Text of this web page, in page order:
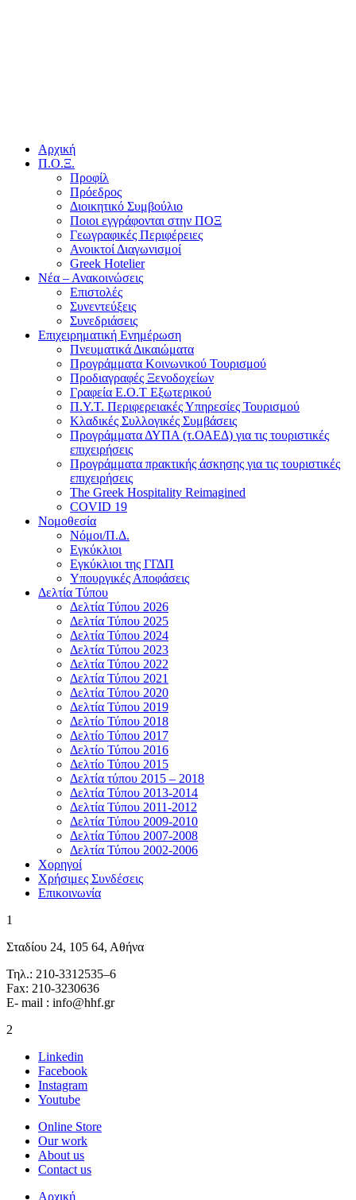
Αρχική
Π.Ο.Ξ.
Προφίλ
Πρόεδρος
Διοικητικό Συμβούλιο
Ποιοι εγγράφονται στην ΠΟΞ
Γεωγραφικές Περιφέρειες
Ανοικτοί Διαγωνισμoί
Greek Hotelier
Νέα – Ανακοινώσεις
Επιστολές
Συνεντεύξεις
Συνεδριάσεις
Επιχειρηματική Ενημέρωση
Πνευματικά Δικαιώματα
Προγράμματα Κοινωνικού Τουρισμού
Προδιαγραφές Ξενοδοχείων
Γραφεία Ε.Ο.Τ Εξωτερικού
Π.Υ.Τ. Περιφερειακές Υπηρεσίες Τουρισμού
Κλαδικές Συλλογικές Συμβάσεις
Προγράμματα ΔΥΠΑ (τ.ΟΑΕΔ) για τις τουριστικές
επιχειρήσεις
Προγράμματα πρακτικής άσκησης για τις τουριστικές
επιχειρήσεις
The Greek Hospitality Reimagined
COVID 19
Νομοθεσία
Νόμοι/Π.Δ.
Εγκύκλιοι
Εγκύκλιοι της ΓΓΔΠ
Υπουργικές Αποφάσεις
Δελτία Τύπου
Δελτία Τύπου 2026
Δελτία Τύπου 2025
Δελτία Τύπου 2024
Δελτία Τύπου 2023
Δελτία Τύπου 2022
Δελτία Τύπου 2021
Δελτία Τύπου 2020
Δελτία Τύπου 2019
Δελτίο Τύπου 2018
Δελτίο Τύπου 2017
Δελτίο Τύπου 2016
Δελτίο Τύπου 2015
Δελτία τύπου 2015 – 2018
Δελτία Τύπου 2013-2014
Δελτία Τύπου 2011-2012
Δελτία Τύπου 2009-2010
Δελτία Τύπου 2007-2008
Δελτία Τύπου 2002-2006
Χορηγοί
Χρήσιμες Συνδέσεις
Επικοινωνία
1
Σταδίου 24, 105 64, Αθήνα
Τηλ.: 210-3312535–6
Fax: 210-3230636
E- mail : info@hhf.gr
2
Linkedin
Facebook
Instagram
Youtube
Online Store
Our work
About us
Contact us
Αρχική